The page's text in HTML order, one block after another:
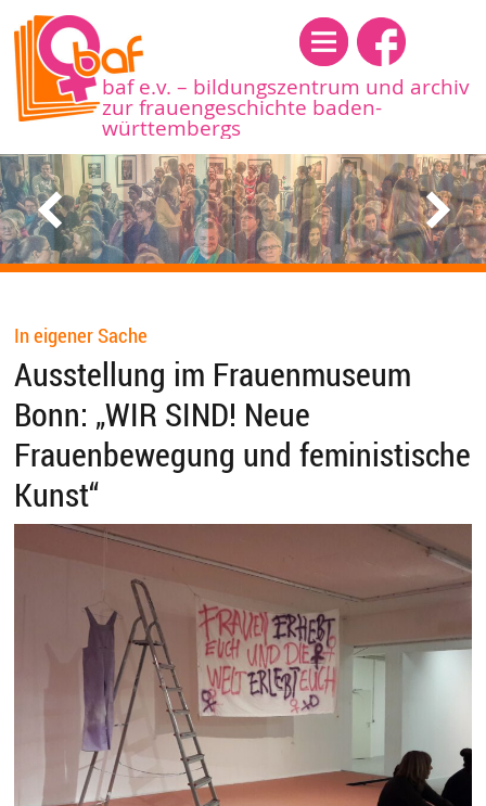
baf e.v. – bildungszentrum und archiv
zur frauengeschichte baden-
württembergs
Menü
In eigener Sache
Ausstellung im Frauenmuseum
Bonn: „WIR SIND! Neue
Frauenbewegung und feministische
Kunst“